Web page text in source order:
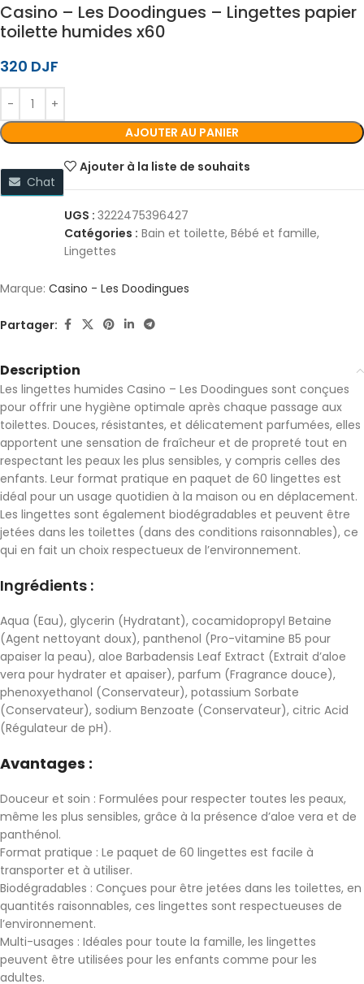
Casino – Les Doodingues – Lingettes papier
toilette humides x60
320 DJF
AJOUTER AU PANIER
Ajouter à la liste de souhaits
Chat
UGS : 3222475396427
Catégories : Bain et toilette, Bébé et famille,
Lingettes
Marque: Casino - Les Doodingues
Partager:
Description
Les lingettes humides Casino – Les Doodingues sont conçues
pour offrir une hygiène optimale après chaque passage aux
toilettes. Douces, résistantes, et délicatement parfumées, elles
apportent une sensation de fraîcheur et de propreté tout en
respectant les peaux les plus sensibles, y compris celles des
enfants. Leur format pratique en paquet de 60 lingettes est
idéal pour un usage quotidien à la maison ou en déplacement.
Les lingettes sont également biodégradables et peuvent être
jetées dans les toilettes (dans des conditions raisonnables), ce
qui en fait un choix respectueux de l’environnement.
Ingrédients :
Aqua (Eau), glycerin (Hydratant), cocamidopropyl Betaine
(Agent nettoyant doux), panthenol (Pro-vitamine B5 pour
apaiser la peau), aloe Barbadensis Leaf Extract (Extrait d’aloe
vera pour hydrater et apaiser), parfum (Fragrance douce),
phenoxyethanol (Conservateur), potassium Sorbate
(Conservateur), sodium Benzoate (Conservateur), citric Acid
(Régulateur de pH).
Avantages :
Douceur et soin : Formulées pour respecter toutes les peaux,
même les plus sensibles, grâce à la présence d’aloe vera et de
panthénol.
Format pratique : Le paquet de 60 lingettes est facile à
transporter et à utiliser.
Biodégradables : Conçues pour être jetées dans les toilettes, en
quantités raisonnables, ces lingettes sont respectueuses de
l’environnement.
Multi-usages : Idéales pour toute la famille, les lingettes
peuvent être utilisées pour les enfants comme pour les
adultes.